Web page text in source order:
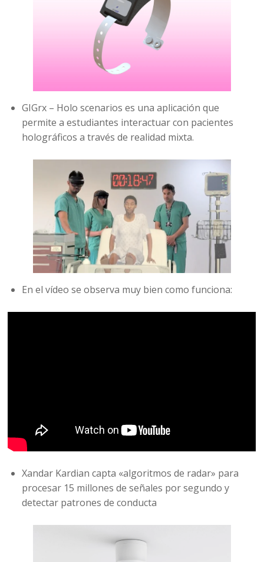
GIGrx – Holo scenarios es una aplicación que
permite a estudiantes interactuar con pacientes
holográficos a través de realidad mixta.
En el vídeo se observa muy bien como funciona:
Xandar Kardian capta «algoritmos de radar» para
procesar 15 millones de señales por segundo y
detectar patrones de conducta